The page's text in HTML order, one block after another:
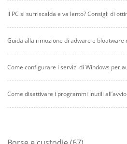
Il PC si surriscalda e va lento? Consigli di
Guida alla rimozione di adware e
Come configurare i servizi di Windows per
Come disattivare i programmi inutili